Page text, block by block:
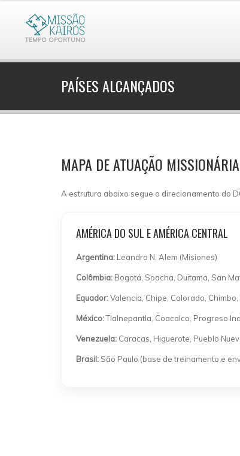
TEMPO OPORTUNO
PAÍSES ALCANÇADOS
MAPA DE ATUAÇÃO MISSIONÁRIA
A estrutura abaixo segue o direcionamento do
AMÉRICA DO SUL E AMÉRICA CENTRAL
Argentina: Leandro N. Alem (Misiones)
Colômbia: Bogotá, Soacha, Duitama, San
Equador:Valencia, Chipe, Colorado, Chimbo,
México:Tlalnepantla, Coacalco, Progreso
Venezuela: Caracas, Higuerote, Pueblo
Brasil: São Paulo (base de treinamento e